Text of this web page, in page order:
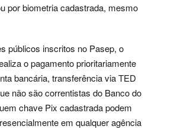
por biometria cadastrada, mesmo
públicos inscritos no Pasep, o
o pagamento prioritariamente
bancária, transferência via TED
não são correntistas do Banco do
chave Pix cadastrada podem
em qualquer agência